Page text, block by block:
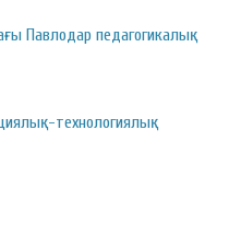
Павлодар педагогикалық
технологиялық